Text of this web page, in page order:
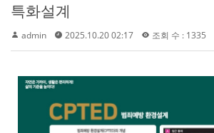
특화설계
admin 2025.10.20 02:17 조회 수 : 1335